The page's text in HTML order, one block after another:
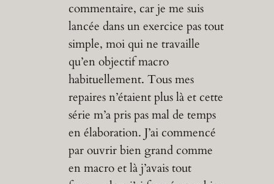
commentaire, car je me suis
lancée dans un exercice pas tout
simple, moi qui ne travaille
qu’en objectif macro
habituellement. Tous mes
repaires n’étaient plus là et cette
série m’a pris pas mal de temps
en élaboration. J’ai commencé
par ouvrir bien grand comme
en macro et là j’avais tout